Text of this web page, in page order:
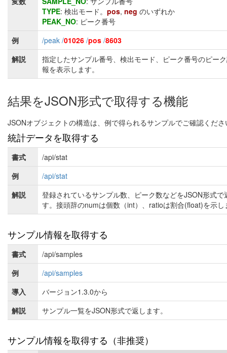
TYPE: 検出モード。 pos, neg のいずれか
PEAK_NO: ピーク番号
例
/peak /01026 /pos /8603
解説
指定したサンプル番号、検出モード、ピーク番号のピー
報を表示します。
結果をJSON形式で取得する機能
JSONオブジェクトの構造は、例で得られるサンプルでご確認くださ
統計データを取得する
書式
/api/stat
例
/api/stat
解説
登録されているサンプル数、ピーク数などをJSON形式で
す。接頭辞のnumは個数（int）、ratioは割合(float)を示し
サンプル情報を取得する
書式
/api/samples
例
/api/samples
導入
バージョン1.3.0から
解説
サンプル一覧をJSON形式で返します。
サンプル情報を取得する（非推奨）